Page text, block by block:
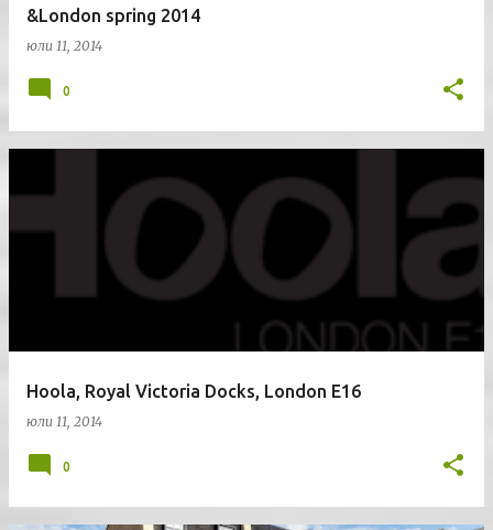
&London spring 2014
юли 11, 2014
0
Hoola, Royal Victoria Docks, London E16
юли 11, 2014
0